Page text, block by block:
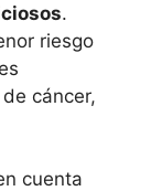
.
riesgo
cáncer,
cuenta